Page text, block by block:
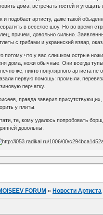
дома, встречать гостей и
и подобает артисту, даже такой
в веселое шоу. Но во время
причем, довольно сильно.
с грибами и украинский взвар,
потому что у вас слишком острые
дома, ножи обычные. Они всегда
же, никто популярного артиста
первую помощь: промыли,
перчатку.
правда заверил
у плиты.
те, кому удалось попробовать
довольны.
FORUM » Новости Артиста